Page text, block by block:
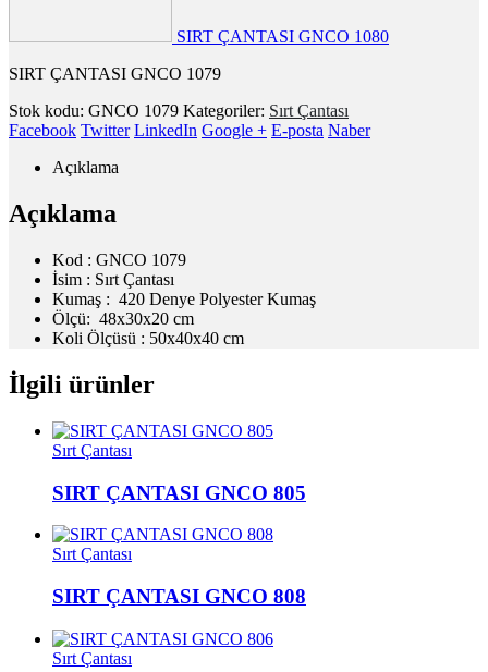
SIRT ÇANTASI GNCO 1080
SIRT ÇANTASI GNCO 1079
Stok kodu: GNCO 1079 Kategoriler: Sırt Çantası
Facebook Twitter LinkedIn Google + E-posta Naber
Açıklama
Açıklama
Kod : GNCO 1079
İsim : Sırt Çantası
Kumaş : 420 Denye Polyester Kumaş
Ölçü: 48x30x20 cm
Koli Ölçüsü : 50x40x40 cm
İlgili ürünler
Sırt Çantası
SIRT ÇANTASI GNCO 805
Sırt Çantası
SIRT ÇANTASI GNCO 808
Sırt Çantası